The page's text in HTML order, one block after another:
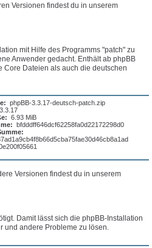
Versionen findest du in unserem
mit Hilfe des Programms "patch" zu
Anwender gedacht. Enthält ab phpBB
Core Dateien als auch die deutschen
phpBB-3.3.17-deutsch-patch.zip
3.3.17
6.93 MiB
bfdddff646dcf62258fa0d22172298d0
Versionen findest du in unserem
Damit lässt sich die phpBB-Installation
und andere Probleme zu lösen.